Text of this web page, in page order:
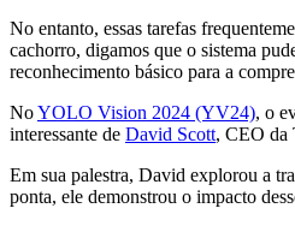
No entanto, essas tarefas
cachorro, digamos que o sistema
reconhecimento básico para a
NoYOLO Vision 2024 (YV24), o
interessante de David Scott, CEO da
Em sua palestra, David explorou a
ponta, ele demonstrou o impacto